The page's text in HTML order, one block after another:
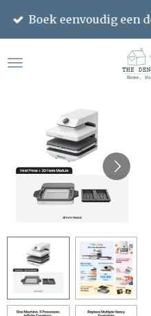
Ga
de
Boek eenvoudig een